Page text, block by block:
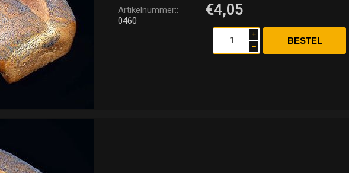
Artikelnummer::
0460
€4,05
i
h